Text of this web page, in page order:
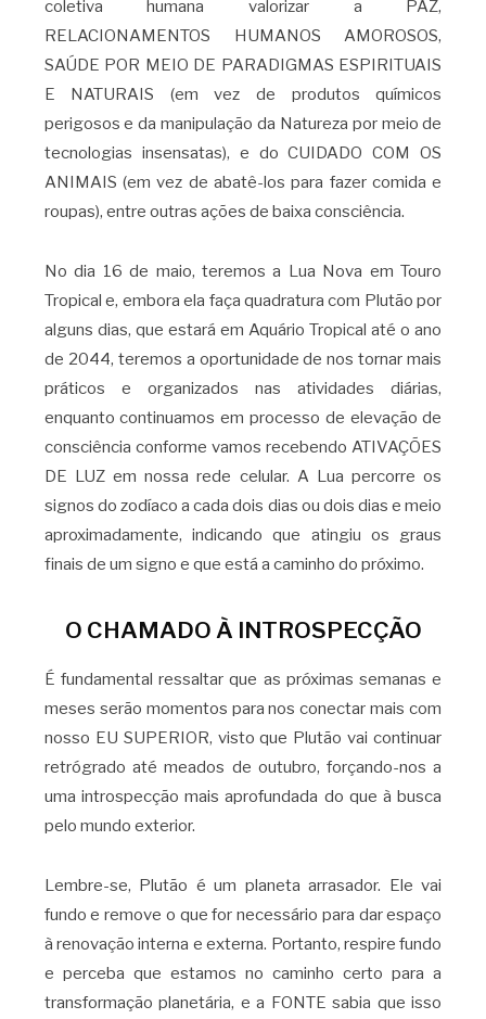
coletiva humana valorizar a PAZ,
RELACIONAMENTOS HUMANOS AMOROSOS,
SAÚDE POR MEIO DE PARADIGMAS ESPIRITUAIS
E NATURAIS (em vez de produtos químicos
perigosos e da manipulação da Natureza por meio de
tecnologias insensatas), e do CUIDADO COM OS
ANIMAIS (em vez de abatê-los para fazer comida e
roupas), entre outras ações de baixa consciência.
No dia 16 de maio, teremos a Lua Nova em Touro
Tropical e, embora ela faça quadratura com Plutão por
alguns dias, que estará em Aquário Tropical até o ano
de 2044, teremos a oportunidade de nos tornar mais
práticos e organizados nas atividades diárias,
enquanto continuamos em processo de elevação de
consciência conforme vamos recebendo ATIVAÇÕES
DE LUZ em nossa rede celular. A Lua percorre os
signos do zodíaco a cada dois dias ou dois dias e meio
aproximadamente, indicando que atingiu os graus
finais de um signo e que está a caminho do próximo.
O CHAMADO À INTROSPECÇÃO
É fundamental ressaltar que as próximas semanas e
meses serão momentos para nos conectar mais com
nosso EU SUPERIOR, visto que Plutão vai continuar
retrógrado até meados de outubro, forçando-nos a
uma introspecção mais aprofundada do que à busca
pelo mundo exterior.
Lembre-se, Plutão é um planeta arrasador. Ele vai
fundo e remove o que for necessário para dar espaço
à renovação interna e externa. Portanto, respire fundo
e perceba que estamos no caminho certo para a
transformação planetária, e a FONTE sabia que isso